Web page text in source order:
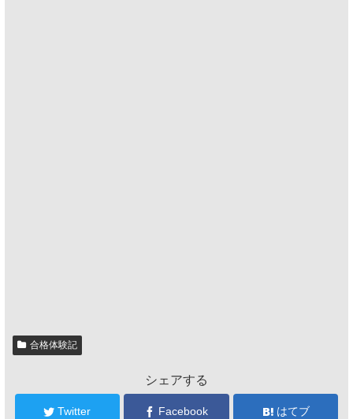
合格体験記
シェアする
Twitter Facebook はてブ